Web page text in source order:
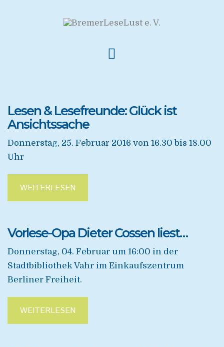
Lesen & Lesefreunde: Glück ist
Ansichtssache
Donnerstag, 25. Februar 2016 von 16.30 bis 18.00
Uhr
WEITERLESEN
Vorlese-Opa Dieter Cossen liest…
Donnerstag, 04. Februar um 16:00 in der
Stadtbibliothek Vahr im Einkaufszentrum
Berliner Freiheit.
WEITERLESEN